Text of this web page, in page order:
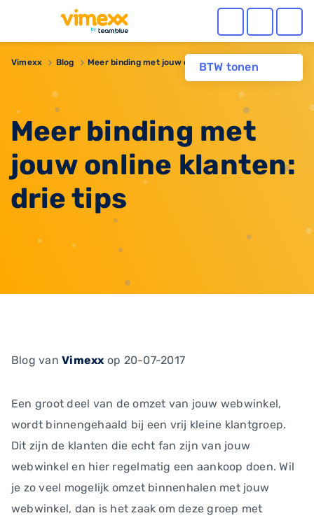
BTW tonen
Vimexx Blog Meer binding met jouw online klanten: drie tips
Meer binding met
jouw online klanten:
drie tips
Blog vanVimexx op 20-07-2017
Een groot deel van de omzet van jouw webwinkel,
wordt binnengehaald bij een vrij kleine klantgroep.
Dit zijn de klanten die echt fan zijn van jouw
webwinkel en hier regelmatig een aankoop doen. Wil
je zo veel mogelijk omzet binnenhalen met jouw
webwinkel, dan is het zaak om deze groep met